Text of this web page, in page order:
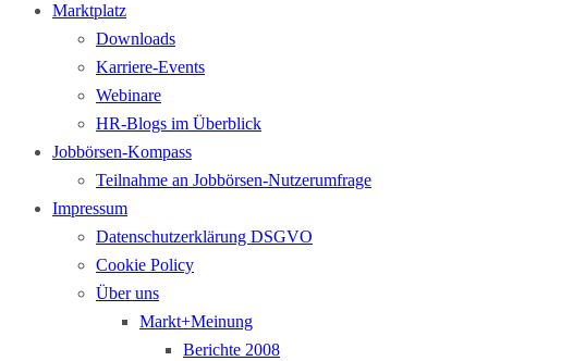
Marktplatz
Downloads
Karriere-Events
Webinare
HR-Blogs im Überblick
Jobbörsen-Kompass
Teilnahme an Jobbörsen-Nutzerumfrage
Impressum
Datenschutzerklärung DSGVO
Cookie Policy
Über uns
Markt+Meinung
Berichte 2008